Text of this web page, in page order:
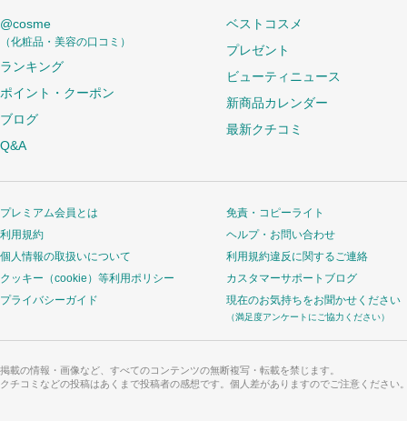
@cosme
（化粧品・美容の口コミ）
ランキング
ポイント・クーポン
ブログ
Q&A
ベストコスメ
プレゼント
ビューティニュース
新商品カレンダー
最新クチコミ
プレミアム会員とは
利用規約
個人情報の取扱いについて
クッキー（cookie）等利用ポリシー
プライバシーガイド
免責・コピーライト
ヘルプ・お問い合わせ
利用規約違反に関するご連絡
カスタマーサポートブログ
現在のお気持ちをお聞かせください
（満足度アンケートにご協力ください）
掲載の情報・画像など、すべてのコンテンツの無断複写・転載を禁じます。
クチコミなどの投稿はあくまで投稿者の感想です。個人差がありますのでご注意ください